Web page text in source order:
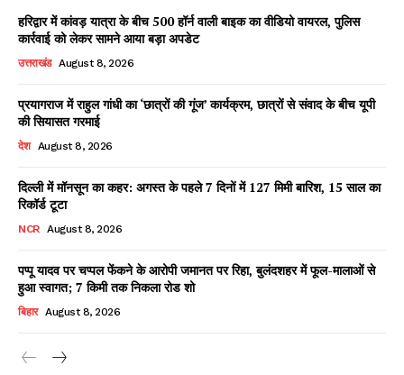
Facebook
X WhatsApp
Read Latest News on AIN
हरिद्वार में कांवड़ यात्रा के बीच 500 हॉर्न वाली बाइक का वीडियो वायरल, पुलिस
कार्रवाई को लेकर सामने आया बड़ा अपडेट
उत्तराखंड August 8, 2026
प्रयागराज में राहुल गांधी का ‘छात्रों की गूंज’ कार्यक्रम, छात्रों से संवाद के बीच यूपी
की सियासत गरमाई
देश August 8, 2026
दिल्ली में मॉनसून का कहर: अगस्त के पहले 7 दिनों में 127 मिमी बारिश, 15 साल का
रिकॉर्ड टूटा
NCR August 8, 2026
पप्पू यादव पर चप्पल फेंकने के आरोपी जमानत पर रिहा, बुलंदशहर में फूल-मालाओं से
हुआ स्वागत; 7 किमी तक निकला रोड शो
बिहार August 8, 2026